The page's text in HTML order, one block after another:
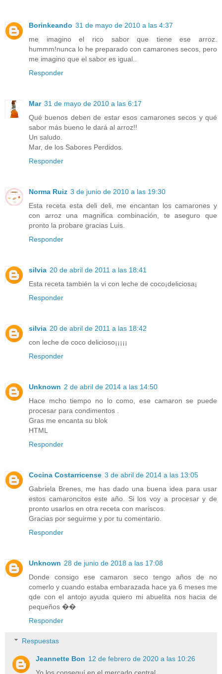
Borinkeando 31 de mayo de 2010 a las 4:37
me imagino el rico sabor que tiene ese arroz.
hummm!nunca lo he preparado con camarones secos, pero
me imagino que el sabor es igual..
Responder
Mar 31 de mayo de 2010 a las 6:17
Qué buenos deben de estar esos camarones secos y qué
sabor más bueno le dará al arroz!!
Un saludo.
Mar, de los Sabores Perdidos.
Responder
Norma Ruiz 3 de junio de 2010 a las 19:30
Esta receta esta deli deli, me encantan los camarones y
con arroz una magnifica combinación, te aseguro que
pronto la probare gracias Luis.
Responder
silvia 20 de abril de 2011 a las 18:41
Esta receta también la vi con leche de coco¡deliciosa¡
Responder
silvia 20 de abril de 2011 a las 18:42
con leche de coco delicioso¡¡¡¡¡
Responder
Unknown 2 de abril de 2014 a las 14:50
Hace mcho tiempo no lo como, ese camaron se puede
procesar para condimentos .
Gras me encanta su blok
HTML
Responder
Cocina Costarricense 3 de abril de 2014 a las 13:05
Gabriela Brenes, me has dado una buena idea para usar
estos camaroncitos este año. Si los voy a procesar y de
pronto usarlos en otra receta con mariscos.
Gracias por seguirme y por tu comentario.
Responder
Unknown 28 de junio de 2018 a las 17:08
Donde consigo ese camaron seco tengo años de no
comerlo y cuando estaba embarazada hace ya 6 meses me
qde con el antojo ayuda quiero mi abuelita nos hacia de
pequeños ��
Responder
Respuestas
Jeannette Bon 12 de febrero de 2020 a las 10:26